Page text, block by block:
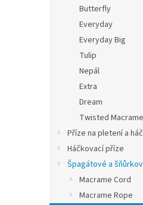
Butterfly
Everyday
Everyday Big
Tulip
Nepál
Extra
Dream
Twisted Macrame
Příze na pletení a
Háčkovací příze
Špagátové a
Macrame Cord
Macrame Rope